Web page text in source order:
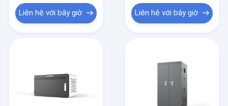
Liên hệ với bây giờ Liên hệ với bây giờ